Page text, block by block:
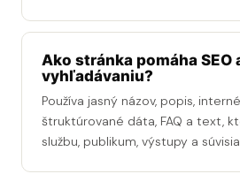
Ako stránka pomáha SEO
vyhľadávaniu?
Používa jasný názov, popis,
štruktúrované dáta, FAQ a text,
službu, publikum, výstupy a